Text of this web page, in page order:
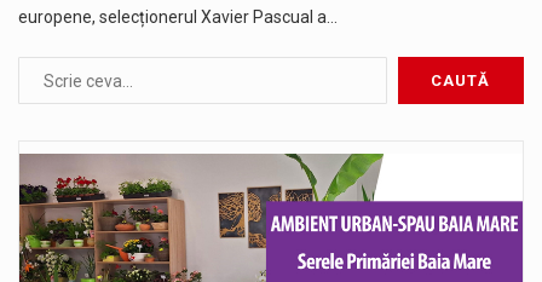
europene, selecționerul Xavier Pascual a…